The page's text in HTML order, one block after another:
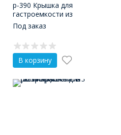
р-390 Крышка для
гастроемкости из
поликарбоната 1/1 (530х325)
Под заказ
В корзину